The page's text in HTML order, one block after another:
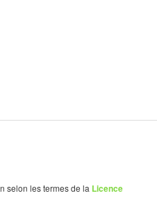
selon les termes de la Licence